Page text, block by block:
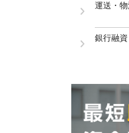
運送・
銀行融資